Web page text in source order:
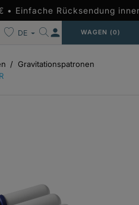
• Einfache Rücksendung
DE person WAGEN (0)
Gravitationspatronen